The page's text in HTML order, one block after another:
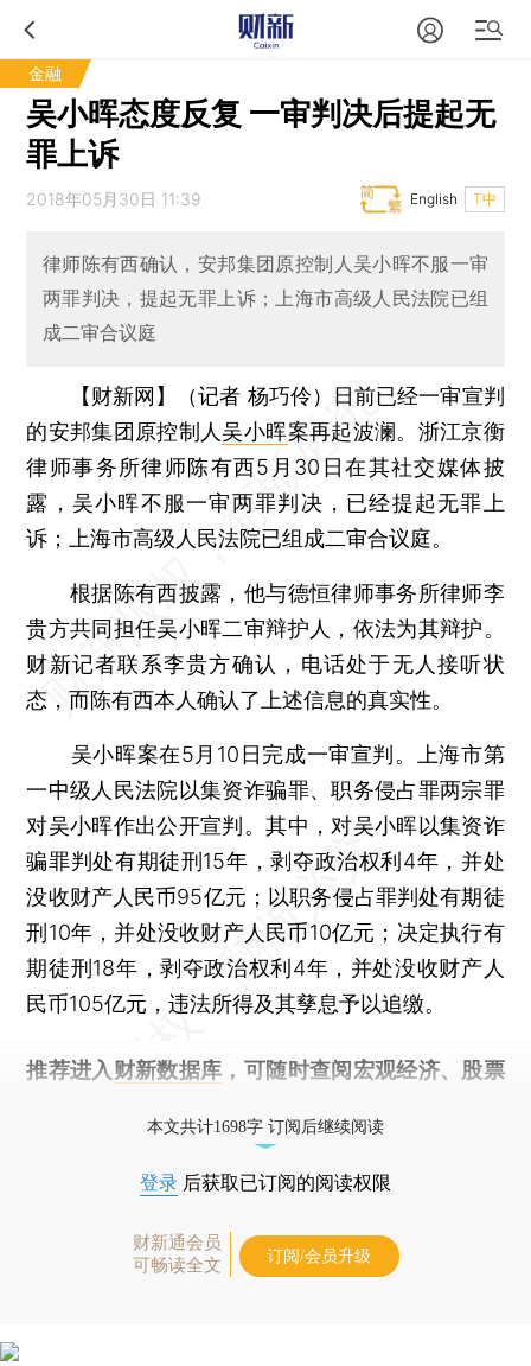
金融
吴小晖态度反复 一审判决后提起无
罪上诉
2018年05月30日 11:39 T中
English
律师陈有西确认，安邦集团原控制人吴小晖不服一审
两罪判决，提起无罪上诉；上海市高级人民法院已组
成二审合议庭
【财新网】（记者 杨巧伶）
日前已经一审宣判
的安邦集团原控制人 吴小晖案再起波澜。浙江京衡
律师事务所律师陈有西5月30日在其社交媒体披
露，吴小晖不服一审两罪判决，已经提起无罪上
诉；上海市高级人民法院已组成二审合议庭。
根据陈有西披露，他与德恒律师事务所律师李
贵方共同担任吴小晖二审辩护人，依法为其辩护。
财新记者联系李贵方确认，电话处于无人接听状
态，而陈有西本人确认了上述信息的真实性。
吴小晖案在5月10日完成一审宣判。上海市第
一中级人民法院以集资诈骗罪、职务侵占罪两宗罪
对吴小晖作出公开宣判。其中，对吴小晖以集资诈
骗罪判处有期徒刑15年，剥夺政治权利4年，并处
没收财产人民币95亿元；以职务侵占罪判处有期徒
刑10年，并处没收财产人民币10亿元；决定执行有
期徒刑18年，剥夺政治权利4年，并处没收财产人
民币105亿元，违法所得及其孳息予以追缴。
推荐进入 财新数据库 ，可随时查阅宏观经济、股票
本文共计1698字 订阅后继续阅读
登录 后获取已订阅的阅读权限
财新通会员
可畅读全文
订阅/会员升级